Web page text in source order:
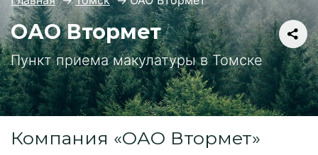
ОАО Втормет
Пункт приема макулатуры в Томске
Компания «ОАО Втормет»